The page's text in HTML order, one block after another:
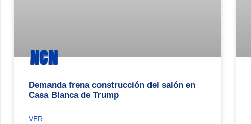
Demanda frena construcción del salón en
Casa Blanca de Trump
VER.